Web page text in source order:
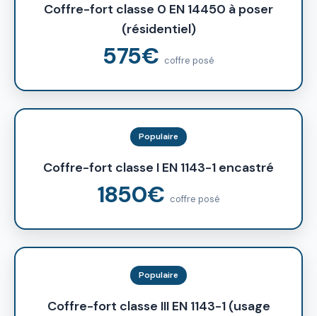
Coffre-fort classe 0 EN 14450 à poser
(résidentiel)
575€ coffre posé
Populaire
Coffre-fort classe I EN 1143-1 encastré
1850€ coffre posé
Populaire
Coffre-fort classe III EN 1143-1 (usage